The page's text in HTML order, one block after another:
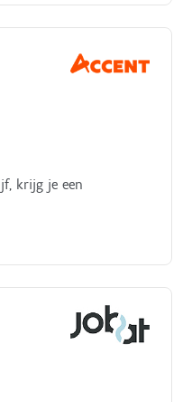
krijg je een